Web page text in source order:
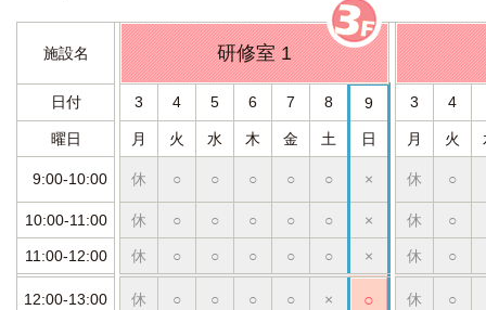
施設名 研修室 1
日付 3 4 5 6 7 8 9 3 4
曜日 月 火 水 木 金 土 日 月 火
9:00-10:00 休 ○ ○ ○ ○ ○ × 休 ○
10:00-11:00 休 ○ ○ ○ ○ ○ × 休 ○
11:00-12:00 休 ○ ○ ○ ○ ○ × 休 ○
12:00-13:00 休 ○ ○ ○ ○ × ○ 休 ○